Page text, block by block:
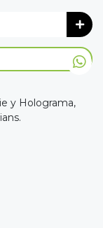
y Holograma,